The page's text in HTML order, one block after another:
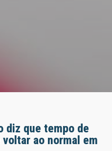
diz que tempo de
ao normal em